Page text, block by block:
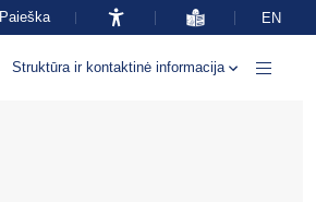
Paieška EN
Struktūra ir kontaktinė informacija